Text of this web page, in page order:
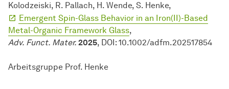
Kolodzeiski, R. Pallach, H. Wende, S. Henke,
Emergent Spin-Glass Behavior in an Iron(II)-Based
Metal-Organic Framework Glass,
Adv. Funct. Mater. 2025, DOI: 10.1002/adfm.202517854
Arbeitsgruppe Prof. Henke